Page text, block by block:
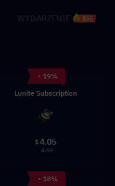
$55
- 19%
Lunite Subscription
$4.05
4.99
- 18%